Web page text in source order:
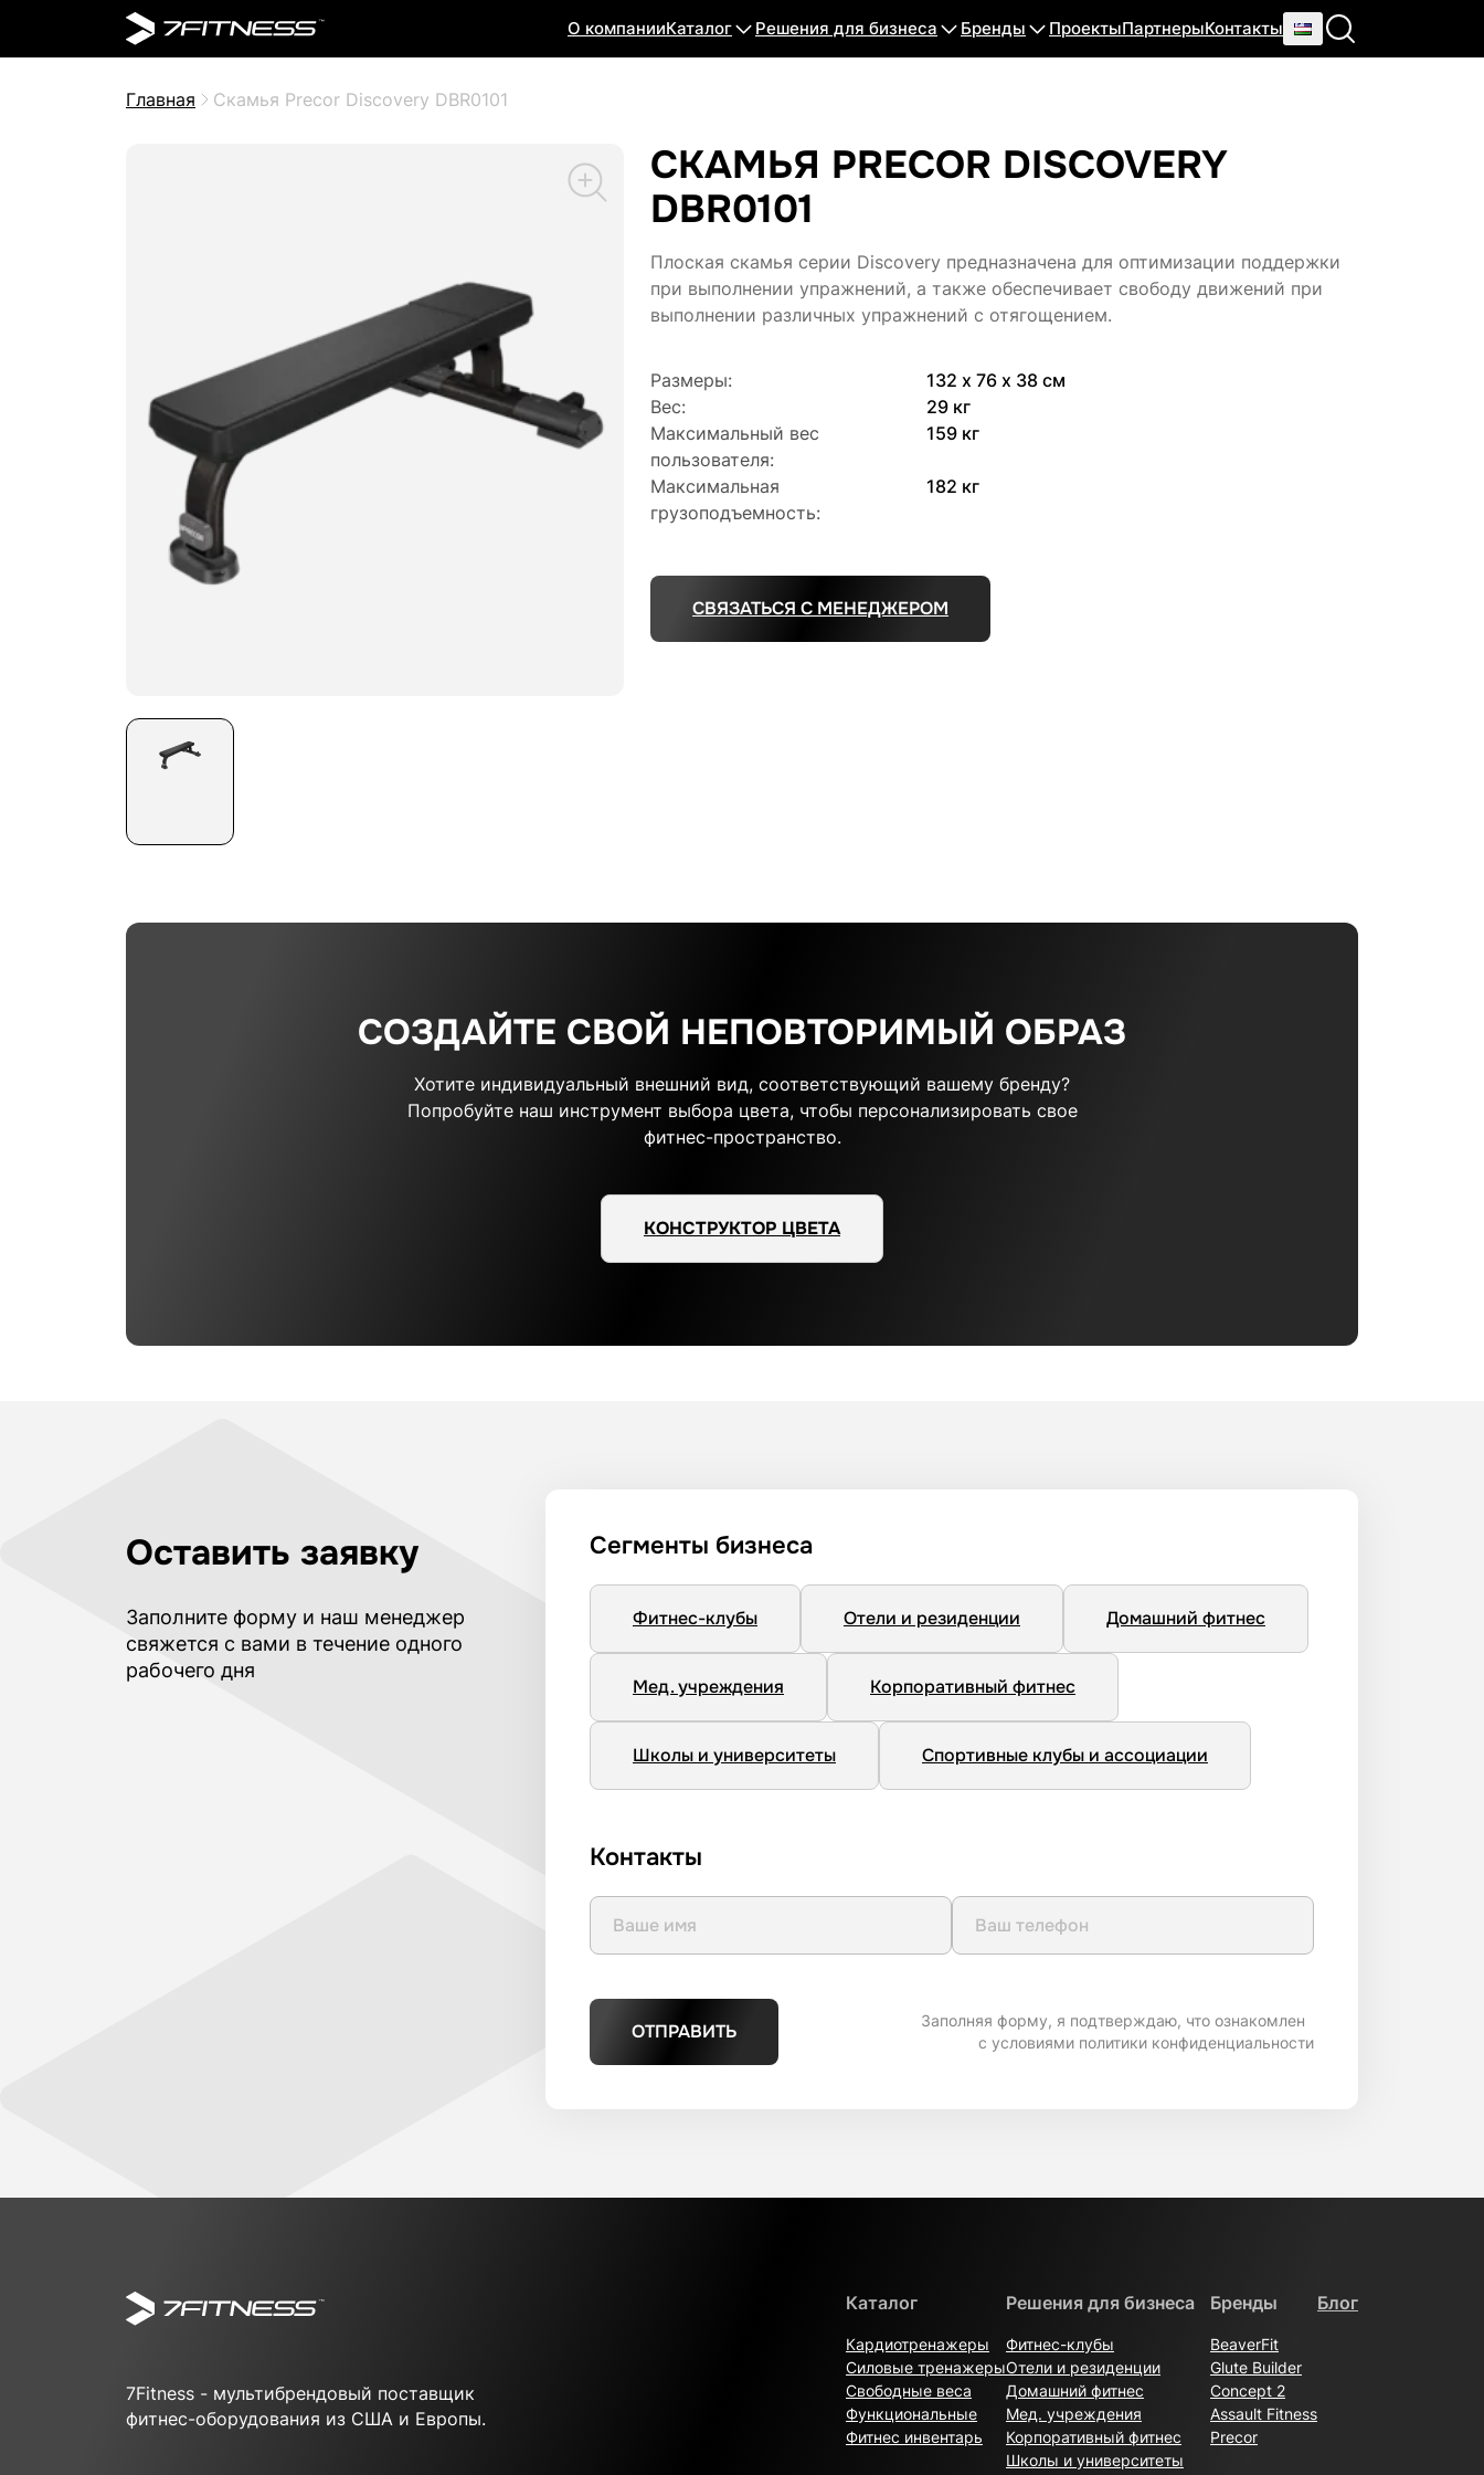
О компанииКаталог Решения для бизнеса Бренды ПроектыПартнерыКонтакты
Главная Скамья Precor Discovery DBR0101
СКАМЬЯ PRECOR DISCOVERY
DBR0101
Плоская скамья серии Discovery предназначена для оптимизации поддержки
при выполнении упражнений, а также обеспечивает свободу движений при
выполнении различных упражнений с отягощением.
Размеры:
132 х 76 х 38 см
Вес:
29 кг
Максимальный вес
пользователя:
159 кг
Максимальная
грузоподъемность:
182 кг
СВЯЗАТЬСЯ С МЕНЕДЖЕРОМ
СОЗДАЙТЕ СВОЙ НЕПОВТОРИМЫЙ ОБРАЗ
Хотите индивидуальный внешний вид, соответствующий вашему бренду?
Попробуйте наш инструмент выбора цвета, чтобы персонализировать свое
фитнес-пространство.
КОНСТРУКТОР ЦВЕТА
Оставить заявку
Заполните форму и наш менеджер
свяжется с вами в течение одного
рабочего дня
Сегменты бизнеса
Фитнес-клубы Отели и резиденции Домашний фитнес
Мед. учреждения Корпоративный фитнес
Школы и университеты Спортивные клубы и ассоциации
Контакты
ОТПРАВИТЬ
Заполняя форму, я подтверждаю, что ознакомлен
с условиями политики конфиденциальности
7Fitness - мультибрендовый поставщик
фитнес-оборудования из США и Европы.
Каталог
Кардиотренажеры
Силовые тренажеры
Свободные веса
Функциональные
Фитнес инвентарь
Решения для бизнеса
Фитнес-клубы
Отели и резиденции
Домашний фитнес
Мед. учреждения
Корпоративный фитнес
Школы и университеты
Бренды
BeaverFit
Glute Builder
Concept 2
Assault Fitness
Precor
Блог